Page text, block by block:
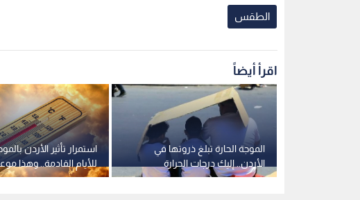
الطقس
اقرأ أيضاً
استمرار تأثير الأردن
للأيام القادمة.. وهذا
انحسارها
الموجة الحارة تبلغ ذروتها في
الأردن.. إليك درجات الحرارة
المتوقعة وموعد انحسارها